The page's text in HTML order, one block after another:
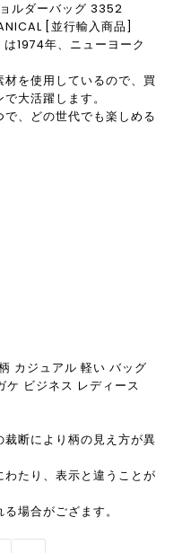
ルダーバッグ 3352
[並行輸入商品]
1974年、ニューヨーク
を使用しているので、買
大活躍します。
、どの世代でも楽しめる
カジュアル 軽い バッグ
ケ ビジネス レディース
断により柄の見え方が異
たり、表示と違うことが
場合がござます。